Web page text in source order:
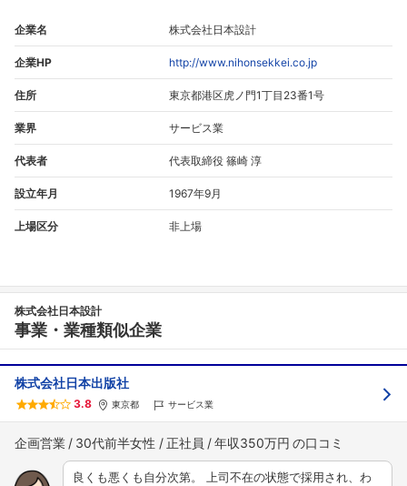
企業名 株式会社日本設計
企業HP http://www.nihonsekkei.co.jp
住所 東京都港区虎ノ門1丁目23番1号
業界 サービス業
代表者 代表取締役 篠崎 淳
設立年月 1967年9月
上場区分 非上場
株式会社日本設計
事業・業種類似企業
株式会社日本出版社
3.8 東京都 サービス業
企画営業 30代前半女性 正社員 年収350万円
良くも悪くも自分次第。 上司不在の状態で採用され、わ